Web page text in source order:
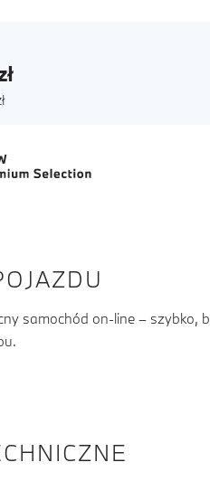
samochód on-line – szybko,